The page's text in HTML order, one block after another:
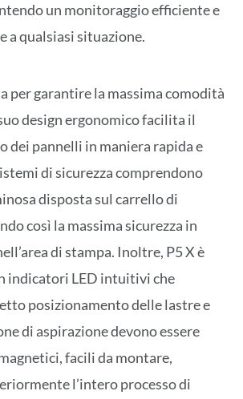
un monitoraggio efficiente e
a qualsiasi situazione.
per garantire la massima comodità
design ergonomico facilita il
dei pannelli in maniera rapida e
di sicurezza comprendono
disposta sul carrello di
così la massima sicurezza in
di stampa. Inoltre, P5 X è
indicatori LED intuitivi che
posizionamento delle lastre e
di aspirazione devono essere
facili da montare,
l’intero processo di